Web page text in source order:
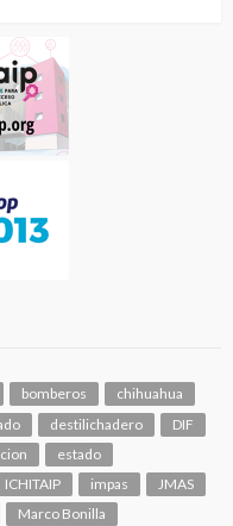
bomberos
chihuahua
destilichadero
DIF
estado
ICHITAIP impas
JMAS
Marco Bonilla